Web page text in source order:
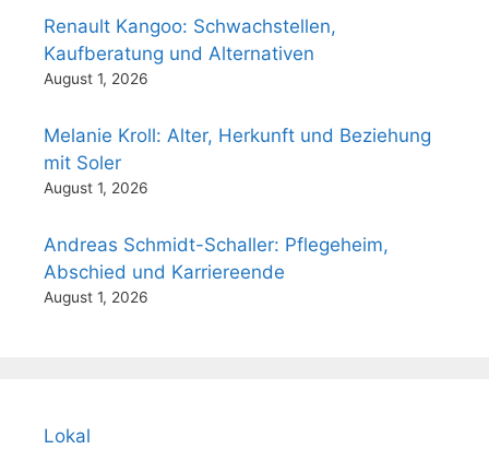
Renault Kangoo: Schwachstellen,
Kaufberatung und Alternativen
August 1, 2026
Melanie Kroll: Alter, Herkunft und Beziehung
mit Soler
August 1, 2026
Andreas Schmidt-Schaller: Pflegeheim,
Abschied und Karriereende
August 1, 2026
Lokal